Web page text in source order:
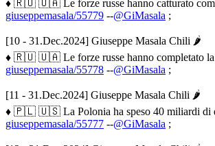
♦ 🇷🇺 🇺🇦 Le forze russe hanno catturato
giuseppemasala/55779 --@GiMasala ;
[10 - 31.Dec.2024] Giuseppe Masala Chili 🌶
♦ 🇷🇺 🇺🇦 Le forze russe hanno completato la
giuseppemasala/55778 --@GiMasala ;
[11 - 31.Dec.2024] Giuseppe Masala Chili 🌶
♦ 🇵🇱 🇺🇸 La Polonia ha speso 40 miliardi di
giuseppemasala/55777 --@GiMasala ;